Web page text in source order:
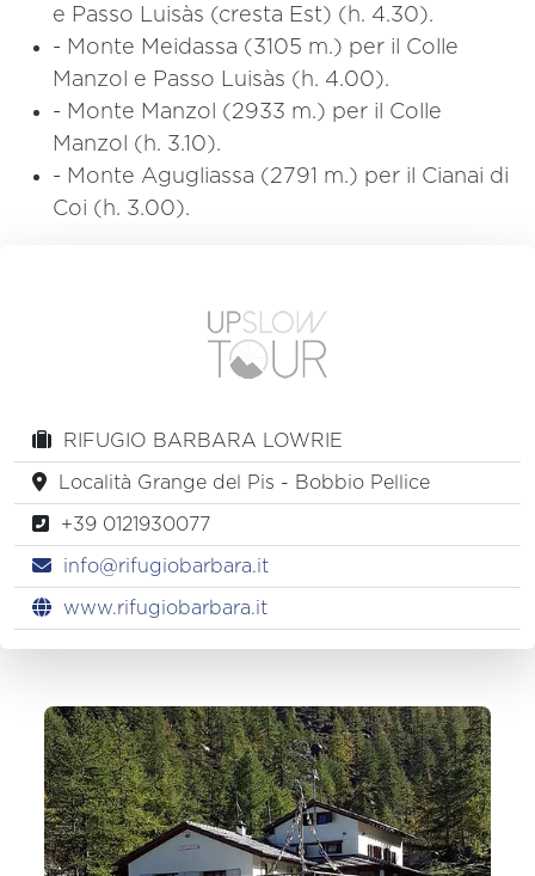
e Passo Luisàs (cresta Est) (h. 4.30).
- Monte Meidassa (3105 m.) per il Colle
Manzol e Passo Luisàs (h. 4.00).
- Monte Manzol (2933 m.) per il Colle
Manzol (h. 3.10).
- Monte Agugliassa (2791 m.) per il Cianai di
Coi (h. 3.00).
RIFUGIO BARBARA LOWRIE
Località Grange del Pis - Bobbio Pellice
+39 0121930077
info@rifugiobarbara.it
www.rifugiobarbara.it